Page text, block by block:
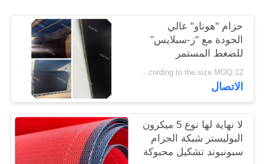
PRIVACY
POLICY
حزام "هوتاو" عالي
الجودة مع "ز-سبلايس"
للضغط المستمر
according to the size MOQ:12 جهاز كمبيوتر
الاتصال
لا نهاية لها نوع 5 ميكرون
البوليستر شبكة الحزام
سبونبوند تشكيل محبوكة